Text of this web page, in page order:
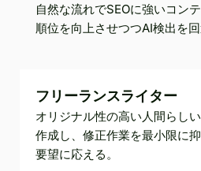
自然な流れでSEOに強いコン
順位を向上させつつAI検出を回
フリーランスライター
オリジナル性の高い人間らし
作成し、修正作業を最小限に
要望に応える。